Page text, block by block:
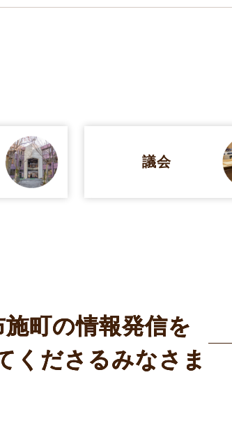
議会
施町の情報発信を
くださるみなさま